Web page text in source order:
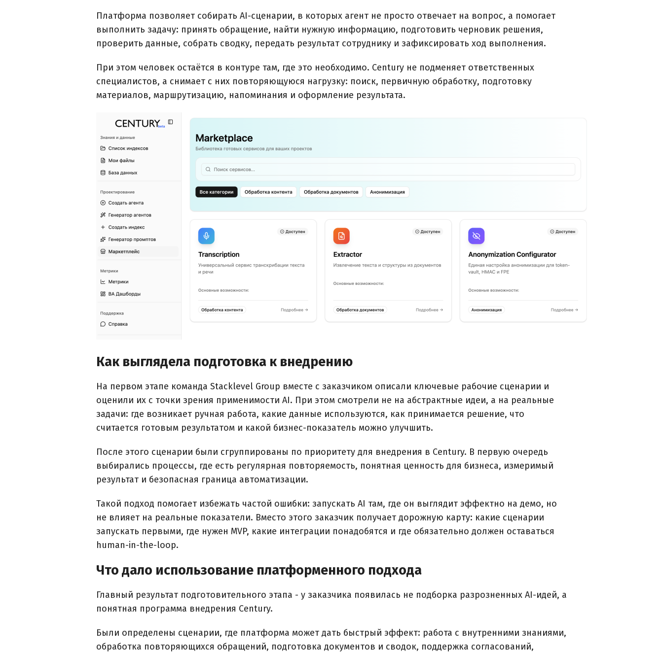
Платформа позволяет собирать AI-сценарии, в которых агент не просто отвечает на вопрос, а помогает
выполнить задачу: принять обращение, найти нужную информацию, подготовить черновик решения,
проверить данные, собрать сводку, передать результат сотруднику и зафиксировать ход выполнения.
При этом человек остаётся в контуре там, где это необходимо. Century не подменяет ответственных
специалистов, а снимает с них повторяющуюся нагрузку: поиск, первичную обработку, подготовку
материалов, маршрутизацию, напоминания и оформление результата.
Как выглядела подготовка к внедрению
На первом этапе команда Stacklevel Group вместе с заказчиком описали ключевые рабочие сценарии и
оценили их с точки зрения применимости AI. При этом смотрели не на абстрактные идеи, а на реальные
задачи: где возникает ручная работа, какие данные используются, как принимается решение, что
считается готовым результатом и какой бизнес-показатель можно улучшить.
После этого сценарии были сгруппированы по приоритету для внедрения в Century. В первую очередь
выбирались процессы, где есть регулярная повторяемость, понятная ценность для бизнеса, измеримый
результат и безопасная граница автоматизации.
Такой подход помогает избежать частой ошибки: запускать AI там, где он выглядит эффектно на демо, но
не влияет на реальные показатели. Вместо этого заказчик получает дорожную карту: какие сценарии
запускать первыми, где нужен MVP, какие интеграции понадобятся и где обязательно должен оставаться
human-in-the-loop.
Что дало использование платформенного подхода
Главный результат подготовительного этапа - у заказчика появилась не подборка разрозненных AI-идей, а
понятная программа внедрения Century.
Были определены сценарии, где платформа может дать быстрый эффект: работа с внутренними знаниями,
обработка повторяющихся обращений, подготовка документов и сводок, поддержка согласований,